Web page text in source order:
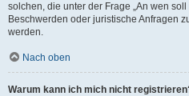
solchen, die unter der Frage „An wen
Beschwerden oder juristische Anfragen
werden.
Nach oben
Warum kann ich mich nicht